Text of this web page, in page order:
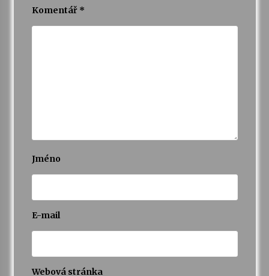
Komentář *
Jméno
E-mail
Webová stránka